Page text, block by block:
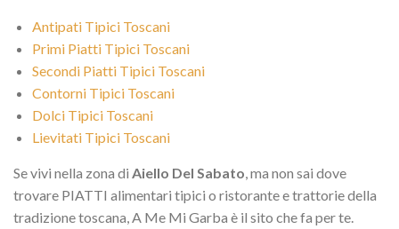
Antipati Tipici Toscani
Primi Piatti Tipici Toscani
Secondi Piatti Tipici Toscani
Contorni Tipici Toscani
Dolci Tipici Toscani
Lievitati Tipici Toscani
Se vivi nella zona di Aiello Del Sabato , ma non sai dove
trovare PIATTI alimentari tipici o ristorante e trattorie della
tradizione toscana, A Me Mi Garba è il sito che fa per te.